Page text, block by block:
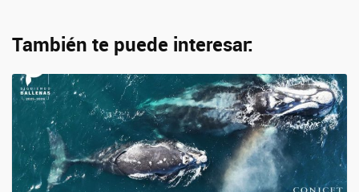
También te puede interesar: